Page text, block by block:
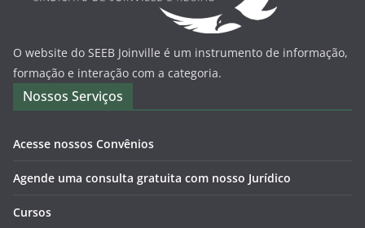
O website do SEEB Joinville é um instrumento de informação,
formação e interação com a categoria.
Nossos Serviços
Acesse nossos Convênios
Agende uma consulta gratuita com nosso Jurídico
Cursos